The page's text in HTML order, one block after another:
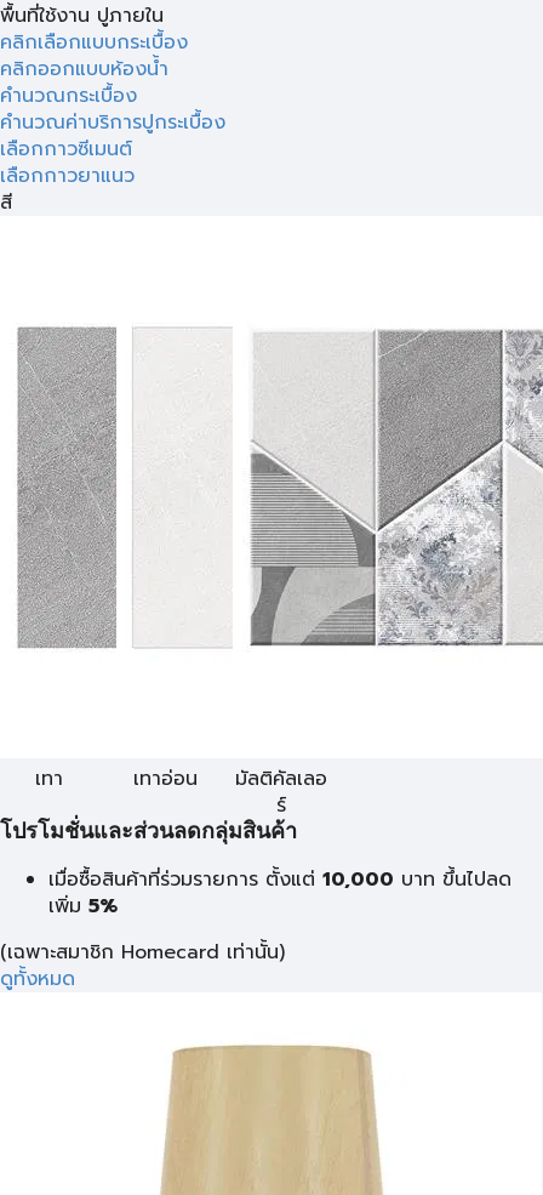
พื้นที่ใช้งาน ปูภายใน
คลิกเลือกแบบกระเบื้อง
คลิกออกแบบห้องน้ำ
คำนวณกระเบื้อง
คำนวณค่าบริการปูกระเบื้อง
เลือกกาวซีเมนต์
เลือกกาวยาแนว
สี
เทา เทาอ่อน
มัลติคัลเลอ
ร์
โปรโมชั่นและส่วนลดกลุ่มสินค้า
เมื่อซื้อสินค้าที่ร่วมรายการ ตั้งแต่ 10,000 บาท ขึ้นไปลด
เพิ่ม 5%
(เฉพาะสมาชิก Homecard เท่านั้น)
ดูทั้งหมด